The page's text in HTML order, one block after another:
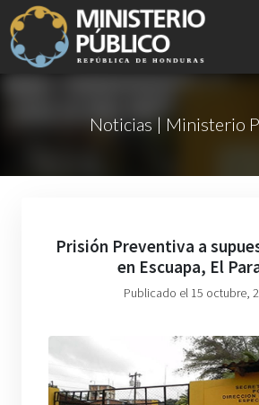
Noticias | Ministerio
Prisión Preventiva a
en Escuapa, El
Publicado el 15 octubre,